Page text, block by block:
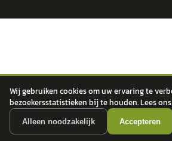
Wij gebruiken cookies om uw ervaring te
bezoekersstatistieken bij te houden. Lees ons
Alleen noodzakelijk Accepteren